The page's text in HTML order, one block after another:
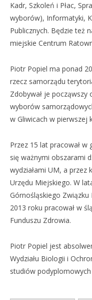
Kadr, Szkoleń i Płac,
wyborów), Informatyki,
Publicznych. Będzie też
miejskie Centrum
Piotr Popiel ma ponad
rzecz samorządu
Zdobywał je począwszy
wyborów
w Gliwicach w pierwszej
Przez 15 lat pracował
się ważnymi obszarami
wydziałami UM, a przez
Urzędu Miejskiego. W
Górnośląskiego
2013 roku pracował w
Funduszu Zdrowia.
Piotr Popiel jest
Wydziału Biologii i
studiów